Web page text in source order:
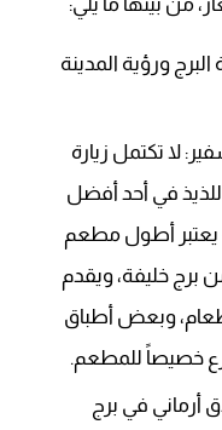
ورؤية المدينة
لا تكتمل زيارة
في أحد أفضل
يعتبر أطول مطعم
يقع في الطابق 122 من برج خليفة، ويقدم
وبعض أطباق
خصيصاً للمطعم.
أرماني في برج